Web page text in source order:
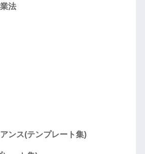
法
ンス(テンプレート集)